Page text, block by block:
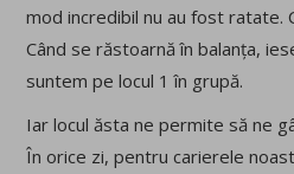
mod incredibil nu au fost ratate.
Când se răstoarnă în balanța,
suntem pe locul 1 în grupă.
Iar locul ăsta ne permite să ne
În orice zi, pentru carierele